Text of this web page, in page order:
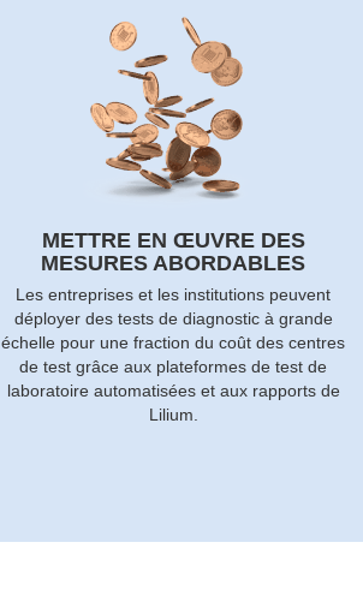
METTRE EN ŒUVRE DES
MESURES ABORDABLES
Les entreprises et les institutions peuvent
déployer des tests de diagnostic à grande
échelle pour une fraction du coût des centres
de test grâce aux plateformes de test de
laboratoire automatisées et aux rapports de
Lilium.